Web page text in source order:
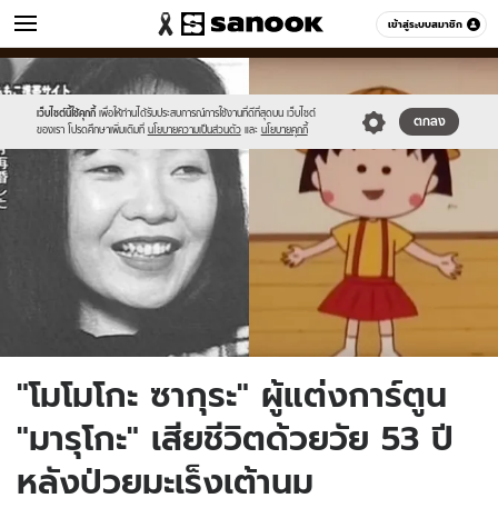
เข้าสู่ระบบสมาชิก
ข่าว หมวดอื่นๆ
เว็บไซต์นี้ใช้คุกกี้ เพื่อให้ท่านได้รับประสบการณ์การใช้งานที่ดีที่สุดบน เว็บไซต์
ของเรา โปรดศึกษาเพิ่มเติมที่ นโยบายความเป็นส่วนตัว และ นโยบายคุกกี้
ตกลง
Sanook
//s.isanook.com/sr/0/images/logo-
new-
sanook.png
600
60
//s.isanook.com/ns/0/ud/1498/7490186/momoko-
dies.jpg
"โมโมโกะ ซากุระ" ผู้แต่งการ์ตูน
"มารุโกะ" เสียชีวิตด้วยวัย 53 ปี
หลังป่วยมะเร็งเต้านม